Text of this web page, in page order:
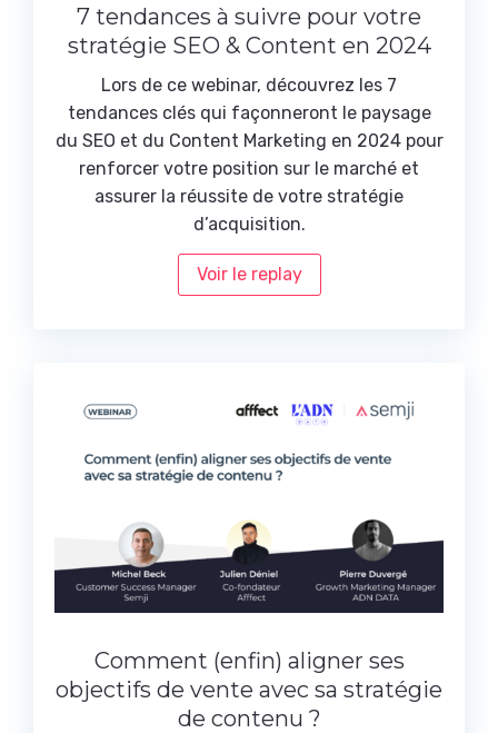
7 tendances à suivre pour votre
stratégie SEO & Content en 2024
Lors de ce webinar, découvrez les 7
tendances clés qui façonneront le paysage
du SEO et du Content Marketing en 2024 pour
renforcer votre position sur le marché et
assurer la réussite de votre stratégie
d’acquisition.
Voir le replay
Comment (enfin) aligner ses
objectifs de vente avec sa stratégie
de contenu ?